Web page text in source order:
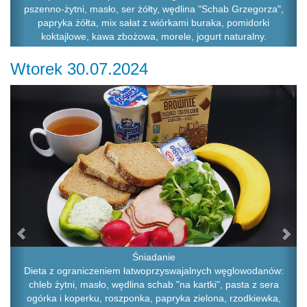
pszenno-żytni, masło, ser żółty, wędlina "Schab Grzegorza",
papryka żółta, mix sałat z wiórkami buraka, pomidorki
koktajlowe, kawa zbożowa, morele, jogurt naturalny.
Wtorek 30.07.2024
Śniadanie
Dieta z ograniczeniem łatwoprzyswajalnych węglowodanów:
chleb żytni, masło, wędlina schab "na kartki", pasta z sera
ogórka i koperku, roszponka, papryka zielona, rzodkiewka,